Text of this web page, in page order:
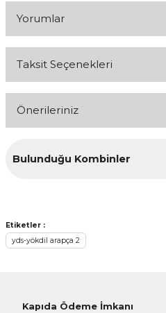
Yorumlar
Taksit Seçenekleri
Önerileriniz
konularda yetersiz gördüğünüz
Ürün açıklamasında eksik
Bulunduğu Kombinler
Etiketler :
yds-yökdil arapça 2
Kapıda Ödeme İmkanı